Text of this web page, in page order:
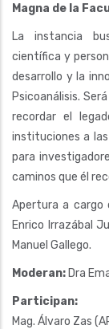
Magna de la
La instancia
científica y
desarrollo y la
Psicoanálisis.
recordar el
instituciones a
para
caminos que él
Apertura a cargo
Enrico Irrazábal
Manuel Gallego.
Moderan: Dra
Participan:
Mag. Álvaro Zas